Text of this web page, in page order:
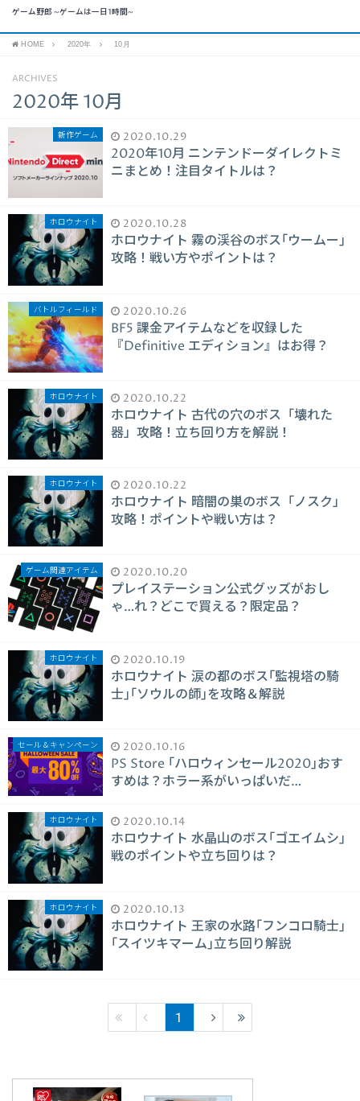
ゲーム野郎 ~ゲームは一日1時間~
HOME 2020年 10月
ARCHIVES
2020年 10月
新作ゲーム 2020.10.29
2020年10月 ニンテンドーダイレクトミ
ニまとめ！注目タイトルは？
ホロウナイト 2020.10.28
ホロウナイト 霧の渓谷のボス｢ウームー｣
攻略！戦い方やポイントは？
バトルフィールド 2020.10.26
BF5 課金アイテムなどを収録した
『Definitive エディション』はお得？
ホロウナイト 2020.10.22
ホロウナイト 古代の穴のボス「壊れた
器」攻略！立ち回り方を解説！
ホロウナイト 2020.10.22
ホロウナイト 暗闇の巣のボス「ノスク」
攻略！ポイントや戦い方は？
ゲーム関連アイテム 2020.10.20
プレイステーション公式グッズがおし
ゃ…れ？どこで買える？限定品？
ホロウナイト 2020.10.19
ホロウナイト 涙の都のボス｢監視塔の騎
士｣｢ソウルの師｣を攻略＆解説
セール＆キャンペーン 2020.10.16
PS Store ｢ハロウィンセール2020｣おす
すめは？ホラー系がいっぱいだ…
ホロウナイト 2020.10.14
ホロウナイト 水晶山のボス｢ゴエイムシ｣
戦のポイントや立ち回りは？
ホロウナイト 2020.10.13
ホロウナイト 王家の水路｢フンコロ騎士｣
｢スイツキマーム｣立ち回り解説
1